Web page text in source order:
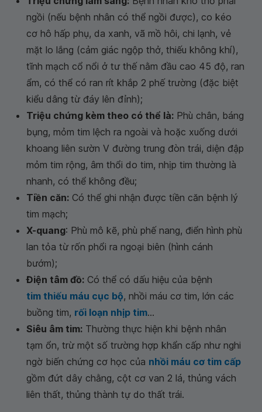
ngồi (nếu bệnh nhân có thể ngồi được), co kéo
cơ hô hấp phụ, da xanh, vã mồ hôi, chi lạnh, vẻ
mặt lo lắng (cảm giác ngộp thở, thiếu không khí),
tĩnh mạch cổ nổi ở tư thế nằm đầu cao 45 độ, ran
ẩm, có thể có ran rít khắp 2 phế trường (đặc biệt
kiểu dâng từ đáy lên đỉnh);
Triệu chứng kèm theo có thể là: Phù chân, báng
bụng, mỏm tim lệch ra ngoài và hoặc xuống dưới
khoang liên sườn V đường trung đòn trái, diện đập
mỏm tim rộng, âm thổi do tim, nhịp tim thường là
nhanh, có thể không đều;
Tiền căn: Có thể ghi nhận được tiền căn bệnh lý
tim mạch;
X-quang: Phù mô kẽ, phù phế nang, điển hình phù
lan tỏa từ rốn phổi ra ngoại biên (hình cánh
bướm);
Điện tâm đồ: Có thể có dấu hiệu của bệnh
tim thiếu máu cục bộ, nhồi máu cơ tim, lớn các
buồng tim, rối loạn nhịp tim...
Siêu âm tim: Thường thực hiện khi bệnh nhân
tạm ổn, trừ một số trường hợp khẩn cấp như nghi
ngờ biến chứng cơ học của nhồi máu cơ tim cấp
gồm đứt dây chằng, cột cơ van 2 lá, thủng vách
liên thất, thủng thành tự do thất trái.